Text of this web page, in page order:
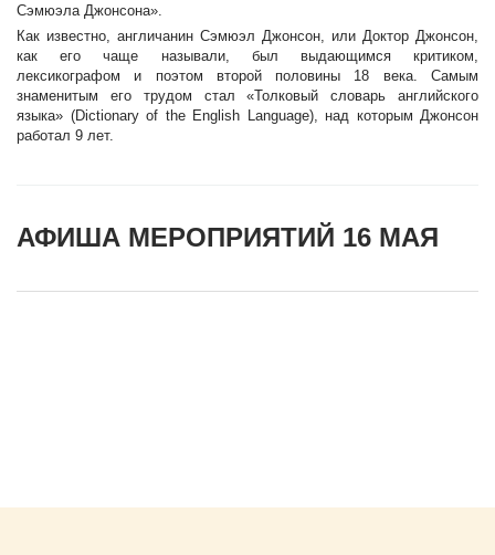
Сэмюэла Джонсона».
Как известно, англичанин Сэмюэл Джонсон, или Доктор Джонсон,
как его чаще называли, был выдающимся критиком,
лексикографом и поэтом второй половины 18 века. Самым
знаменитым его трудом стал «Толковый словарь английского
языка» (Dictionary of the English Language), над которым Джонсон
работал 9 лет.
АФИША МЕРОПРИЯТИЙ 16 МАЯ